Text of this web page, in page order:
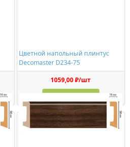
Цветной напольный плинтус
Decomaster D234-75
1059,00 ₽/шт
Купить